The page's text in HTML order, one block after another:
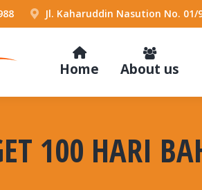
Jl. Kaharuddin Nasution No. 01/
Home About us
100 HARI